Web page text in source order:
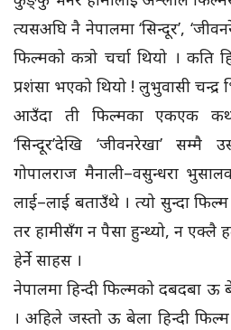
त्यसअघि नै नेपालमा ‘सिन्दूर’,
फिल्मको कत्रो चर्चा थियो । कति
प्रशंसा भएको थियो ! लुभुवासी चन्द्र
आउँदा ती फिल्मका एकएक
‘सिन्दूर’देखि ‘जीवनरेखा’ सम्मै
गोपालराज मैनाली–वसुन्धरा
लाई–लाई बताउँथे । त्यो सुन्दा फिल्म
तर हामीसँग न पैसा हुन्थ्यो, न एक्लै
हेर्ने साहस ।
नेपालमा हिन्दी फिल्मको दबदबा
। अहिले जस्तो ऊ बेला हिन्दी